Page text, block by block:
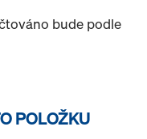
bude podle
POLOŽKU